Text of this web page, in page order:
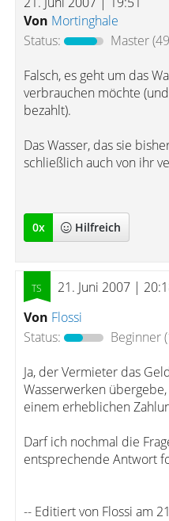
Von Mortinghale
Status:
Master
Falsch, es geht um das
verbrauchen möchte
bezahlt).
Das Wasser, das sie
schließlich auch von ihr
0x Hilfreich
21. Juni 2007 |
Von Flossi
Status:
Beginner
Ja, der Vermieter das
Wasserwerken
einem erheblichen
Darf ich nochmal die
entsprechende Antwort
-- Editiert von Flossi am